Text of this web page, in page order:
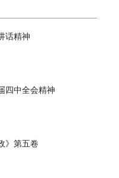
话精神
四中全会精神
》第五卷